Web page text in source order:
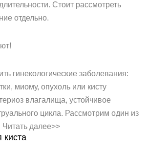
Стоит рассмотреть
отдельно.
гинекологические заболевания:
миому, опухоль или кисту
влагалища, устойчивое
цикла. Рассмотрим один из
далее>>
киста